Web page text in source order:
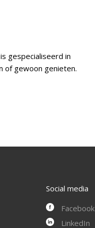
gespecialiseerd in
of gewoon genieten.
Social media
Facebook
LinkedIn